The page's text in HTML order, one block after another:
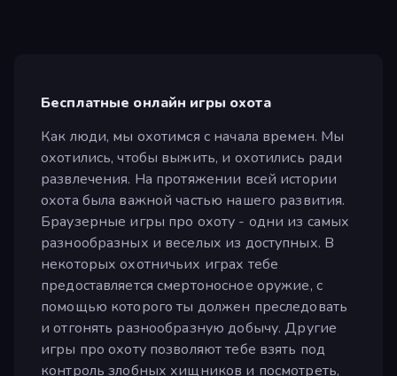
Бесплатные онлайн игры охота
Как люди, мы охотимся с начала времен. Мы
охотились, чтобы выжить, и охотились ради
развлечения. На протяжении всей истории
охота была важной частью нашего развития.
Браузерные игры про охоту - одни из самых
разнообразных и веселых из доступных. В
некоторых охотничьих играх тебе
предоставляется смертоносное оружие, с
помощью которого ты должен преследовать
и отгонять разнообразную добычу. Другие
игры про охоту позволяют тебе взять под
контроль злобных хищников и посмотреть,